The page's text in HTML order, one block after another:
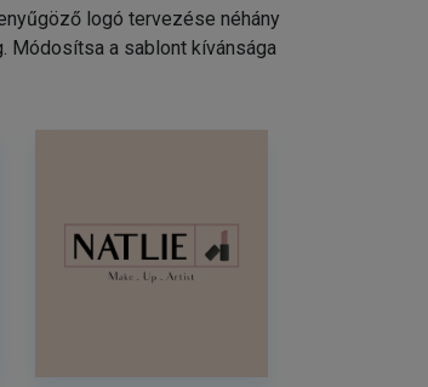
logó tervezése néhány
Módosítsa a sablont kívánsága